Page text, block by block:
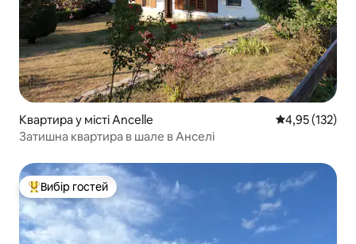
Квартира у місті Ancelle Середня
4,95 (132)
Затишна квартира в шале в Анселі
Топ вибір гостей
Вибір гостей